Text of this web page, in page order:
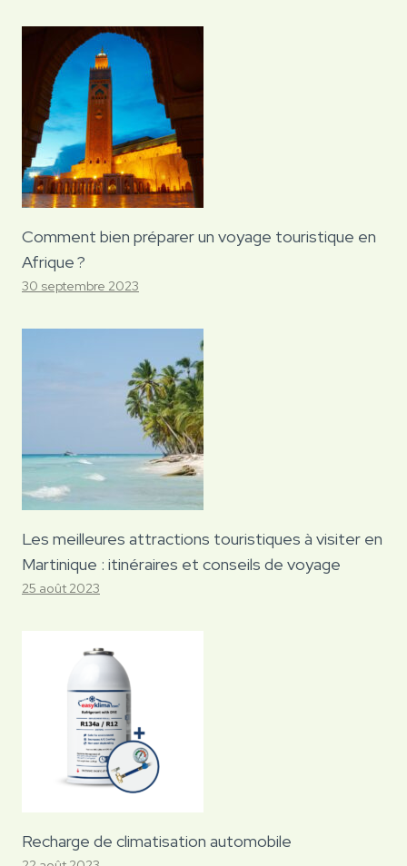
Comment bien préparer un voyage touristique en
Afrique ?
30 septembre 2023
Les meilleures attractions touristiques à visiter en
Martinique : itinéraires et conseils de voyage
25 août 2023
Recharge de climatisation automobile